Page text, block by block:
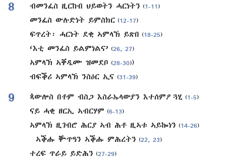
8 ብመንፈስ ዚርከብ ህይወትን ሓርነትን (1-11 )
መንፈስ ውሉድነት ይምስክር (12-17)
ፍጥረት፡ ሓርነት ደቂ ኣምላኽ ይጽበ (18-25)
‘እቲ መንፈስ ይልምነልና’ (26, 27)
ኣምላኽ ኣቐዲሙ ዝመደቦ (28-30))
ብፍቕሪ ኣምላኽ ንስዕር ኢና (31-39)
9 ጳውሎስ በቶም ብስጋ እስራኤላውያን እተሰምዖ ጓሂ (1-5)
ናይ ሓቂ ዘርኢ ኣብርሃም (6-13)
ኣምላኽ ዚገብሮ ሕርያ ኣብ ሕቶ ዚኣቱ ኣይኰነን (14-26)
ኣቕሑ ቝጥዓን ኣቕሑ ምሕረትን (22, 23)
ተረፍ ጥራይ ይድሕን (27-29)